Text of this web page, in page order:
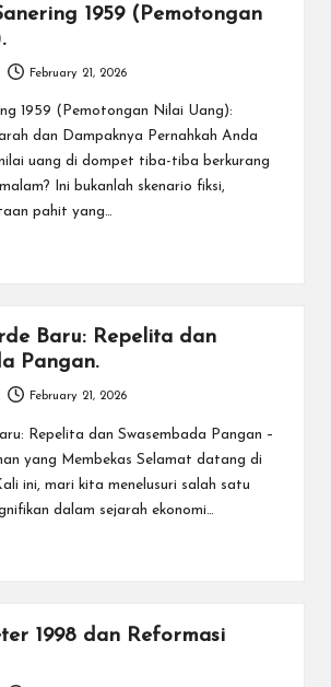
1959 (Pemotongan
February 21, 2026
1959 (Pemotongan Nilai Uang):
dan Dampaknya Pernahkah Anda
uang di dompet tiba-tiba berkurang
Ini bukanlah skenario fiksi,
pahit yang…
Baru: Repelita dan
Pangan.
February 21, 2026
Repelita dan Swasembada Pangan –
yang Membekas Selamat datang di
ini, mari kita menelusuri salah satu
dalam sejarah ekonomi…
1998 dan Reformasi